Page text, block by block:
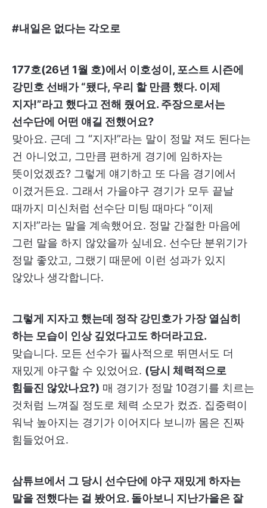
#내일은 없다는 각오로
177호(26년 1월 호)에서 이호성이, 포스트 시즌에
강민호 선배가 “됐다, 우리 할 만큼 했다. 이제
지자!”라고 했다고 전해 줬어요. 주장으로서는
선수단에 어떤 얘길 전했어요?
맞아요. 근데 그 “지자!”라는 말이 정말 져도 된다는
건 아니었고, 그만큼 편하게 경기에 임하자는
뜻이었겠죠? 그렇게 얘기하고 또 다음 경기에서
이겼거든요. 그래서 가을야구 경기가 모두 끝날
때까지 미신처럼 선수단 미팅 때마다 “이제
지자!”라는 말을 계속했어요. 정말 간절한 마음에
그런 말을 하지 않았을까 싶네요. 선수단 분위기가
정말 좋았고, 그랬기 때문에 이런 성과가 있지
않았나 생각합니다.
그렇게 지자고 했는데 정작 강민호가 가장 열심히
하는 모습이 인상 깊었다고도 하더라고요.
맞습니다. 모든 선수가 필사적으로 뛰면서도 더
재밌게 야구할 수 있었어요. (당시 체력적으로
힘들진 않았나요?) 매 경기가 정말 10경기를 치르는
것처럼 느껴질 정도로 체력 소모가 컸죠. 집중력이
워낙 높아지는 경기가 이어지다 보니까 몸은 진짜
힘들었어요.
삼튜브에서 그 당시 선수단에 야구 재밌게 하자는
말을 전했다는 걸 봤어요. 돌아보니 지난가을은 잘